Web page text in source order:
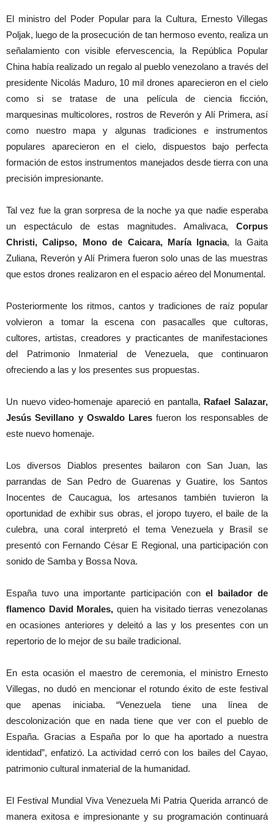
El ministro del Poder Popular para la Cultura, Ernesto Villegas
Poljak, luego de la prosecución de tan hermoso evento, realiza un
señalamiento con visible efervescencia, la República Popular
China había realizado un regalo al pueblo venezolano a través del
presidente Nicolás Maduro, 10 mil drones aparecieron en el cielo
como si se tratase de una película de ciencia ficción,
marquesinas multicolores, rostros de Reverón y Alí Primera, así
como nuestro mapa y algunas tradiciones e instrumentos
populares aparecieron en el cielo, dispuestos bajo perfecta
formación de estos instrumentos manejados desde tierra con una
precisión impresionante.
Tal vez fue la gran sorpresa de la noche ya que nadie esperaba
un espectáculo de estas magnitudes. Amalivaca, Corpus
Christi, Calipso, Mono de Caicara, María Ignacia, la Gaita
Zuliana, Reverón y Alí Primera fueron solo unas de las muestras
que estos drones realizaron en el espacio aéreo del Monumental.
Posteriormente los ritmos, cantos y tradiciones de raíz popular
volvieron a tomar la escena con pasacalles que cultoras,
cultores, artistas, creadores y practicantes de manifestaciones
del Patrimonio Inmaterial de Venezuela, que continuaron
ofreciendo a las y los presentes sus propuestas.
Un nuevo video-homenaje apareció en pantalla, Rafael Salazar,
Jesús Sevillano y Oswaldo Lares fueron los responsables de
este nuevo homenaje.
Los diversos Diablos presentes bailaron con San Juan, las
parrandas de San Pedro de Guarenas y Guatire, los Santos
Inocentes de Caucagua, los artesanos también tuvieron la
oportunidad de exhibir sus obras, el joropo tuyero, el baile de la
culebra, una coral interpretó el tema Venezuela y Brasil se
presentó con Fernando César E Regional, una participación con
sonido de Samba y Bossa Nova.
España tuvo una importante participación con el bailador de
flamenco David Morales, quien ha visitado tierras venezolanas
en ocasiones anteriores y deleitó a las y los presentes con un
repertorio de lo mejor de su baile tradicional.
En esta ocasión el maestro de ceremonia, el ministro Ernesto
Villegas, no dudó en mencionar el rotundo éxito de este festival
que apenas iniciaba. “Venezuela tiene una línea de
descolonización que en nada tiene que ver con el pueblo de
España. Gracias a España por lo que ha aportado a nuestra
identidad”, enfatizó. La actividad cerró con los bailes del Cayao,
patrimonio cultural inmaterial de la humanidad.
El Festival Mundial Viva Venezuela Mi Patria Querida arrancó de
manera exitosa e impresionante y su programación continuará